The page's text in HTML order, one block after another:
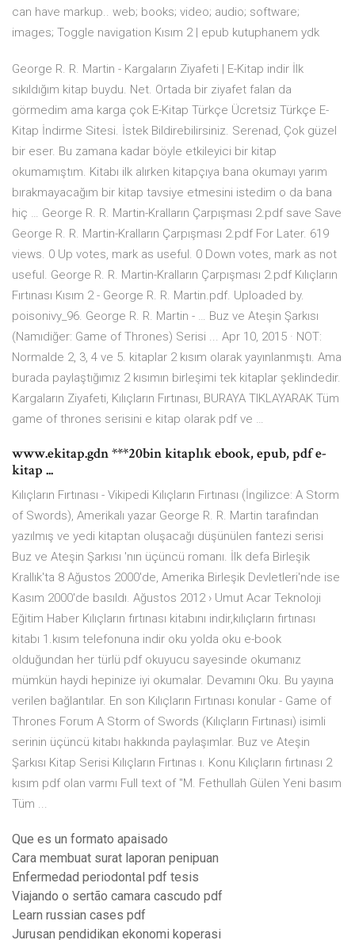
can have markup.. web; books; video; audio; software;
images; Toggle navigation Kısım 2 | epub kutuphanem ydk
George R. R. Martin - Kargaların Ziyafeti | E-Kitap indir İlk
sıkıldığım kitap buydu. Net. Ortada bir ziyafet falan da
görmedim ama karga çok E-Kitap Türkçe Ücretsiz Türkçe E-
Kitap İndirme Sitesi. İstek Bildirebilirsiniz. Serenad, Çok güzel
bir eser. Bu zamana kadar böyle etkileyici bir kitap
okumamıştım. Kitabı ilk alırken kitapçıya bana okumayı yarım
bırakmayacağım bir kitap tavsiye etmesini istedim o da bana
hiç … George R. R. Martin-Kralların Çarpışması 2.pdf save Save
George R. R. Martin-Kralların Çarpışması 2.pdf For Later. 619
views. 0 Up votes, mark as useful. 0 Down votes, mark as not
useful. George R. R. Martin-Kralların Çarpışması 2.pdf Kılıçların
Fırtınası Kısım 2 - George R. R. Martin.pdf. Uploaded by.
poisonivy_96. George R. R. Martin - … Buz ve Ateşin Şarkısı
(Namıdiğer: Game of Thrones) Serisi ... Apr 10, 2015 · NOT:
Normalde 2, 3, 4 ve 5. kitaplar 2 kısım olarak yayınlanmıştı. Ama
burada paylaştığımız 2 kısımın birleşimi tek kitaplar şeklindedir.
Kargaların Ziyafeti, Kılıçların Fırtınası, BURAYA TIKLAYARAK Tüm
game of thrones serisini e kitap olarak pdf ve …
www.ekitap.gdn ***20bin kitaplık ebook, epub, pdf e-
kitap ...
Kılıçların Fırtınası - Vikipedi Kılıçların Fırtınası (İngilizce: A Storm
of Swords), Amerikalı yazar George R. R. Martin tarafından
yazılmış ve yedi kitaptan oluşacağı düşünülen fantezi serisi
Buz ve Ateşin Şarkısı 'nın üçüncü romanı. İlk defa Birleşik
Krallık'ta 8 Ağustos 2000'de, Amerika Birleşik Devletleri'nde ise
Kasım 2000'de basıldı. Ağustos 2012 › Umut Acar Teknoloji
Eğitim Haber Kılıçların fırtınası kitabını indir,kılıçların fırtınası
kitabı 1.kısım telefonuna indir oku yolda oku e-book
olduğundan her türlü pdf okuyucu sayesinde okumanız
mümkün haydi hepinize iyi okumalar. Devamını Oku. Bu yayına
verilen bağlantılar. En son Kılıçların Fırtınası konular - Game of
Thrones Forum A Storm of Swords (Kılıçların Fırtınası) isimli
serinin üçüncü kitabı hakkında paylaşımlar. Buz ve Ateşin
Şarkısı Kitap Serisi Kılıçların Fırtınas ı. Konu Kılıçların fırtınası 2
kısım pdf olan varmı Full text of "M. Fethullah Gülen Yeni basım
Tüm ...
Que es un formato apaisado
Cara membuat surat laporan penipuan
Enfermedad periodontal pdf tesis
Viajando o sertão camara cascudo pdf
Learn russian cases pdf
Jurusan pendidikan ekonomi koperasi